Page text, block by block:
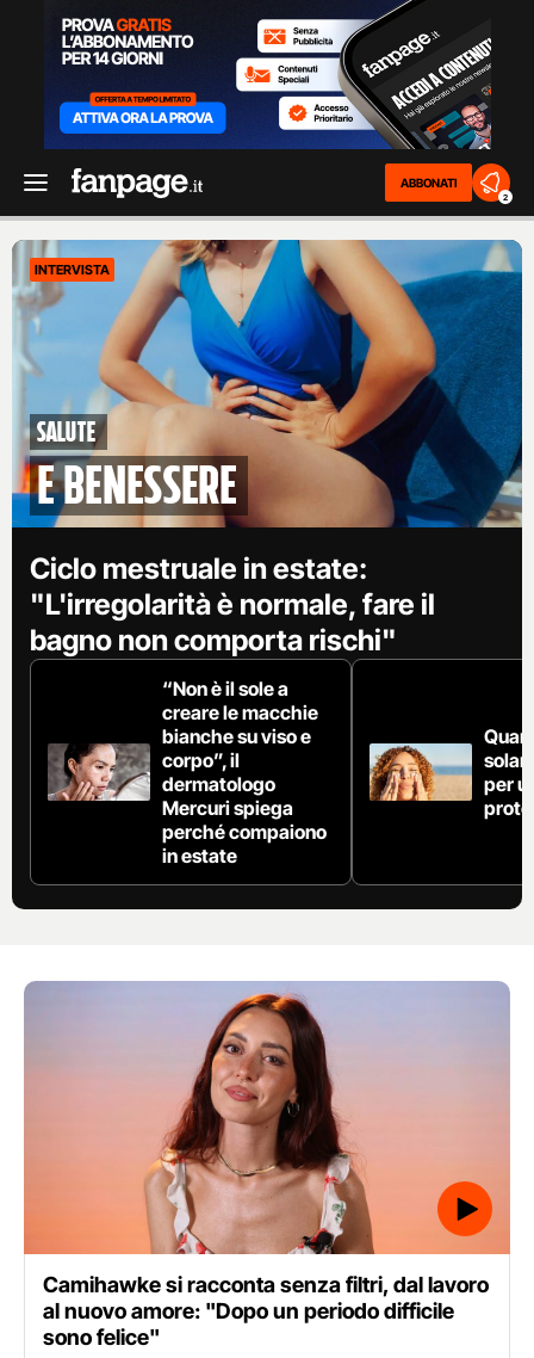
ABBONATI
2
INTERVISTA
Salute
e benessere
Ciclo mestruale in estate:
"L'irregolarità è normale, fare il
bagno non comporta rischi"
“Non è il sole a
creare le macchie
bianche su viso e
corpo”, il
dermatologo
Mercuri spiega
perché compaiono
in estate
per
Camihawke si racconta senza filtri, dal lavoro
al nuovo amore: "Dopo un periodo difficile
sono felice"